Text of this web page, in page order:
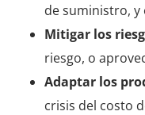
de suministro, y
Mitigar los
riesgo, o
Adaptar los
crisis del costo